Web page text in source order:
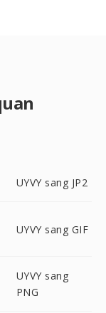
UYVY sang JP2
UYVY sang GIF
UYVY sang
PNG